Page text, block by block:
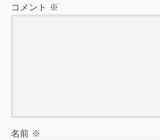
コメント ※
名前 ※